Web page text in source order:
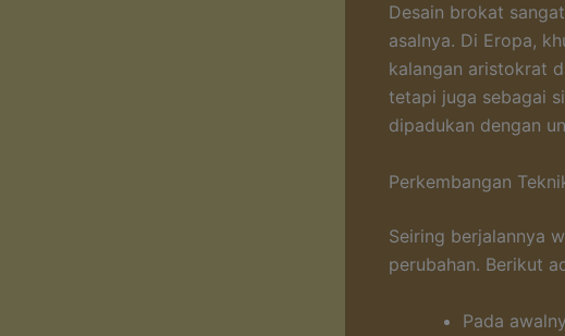
Desain brokat
asalnya. Di Eropa,
kalangan aristokrat
tetapi juga sebagai
dipadukan dengan
Perkembangan
Seiring berjalannya
perubahan. Berikut
Pada